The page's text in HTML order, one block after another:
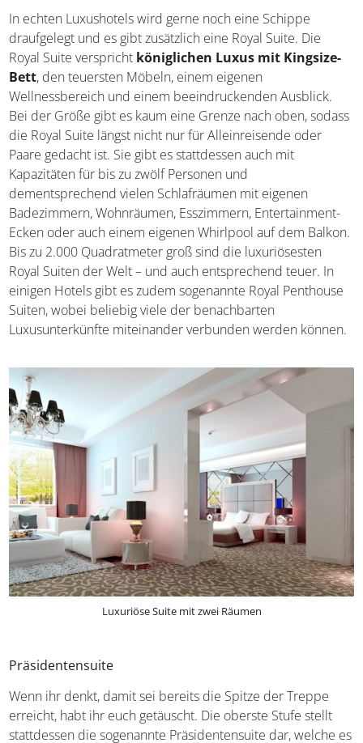
Royal Suite
In echten Luxushotels wird gerne noch eine Schippe
draufgelegt und es gibt zusätzlich eine Royal Suite. Die
Royal Suite versprichtköniglichen Luxus mit Kingsize-
Bett, den teuersten Möbeln, einem eigenen
Wellnessbereich und einem beeindruckenden Ausblick.
Bei der Größe gibt es kaum eine Grenze nach oben,
sodass die Royal Suite längst nicht nur für Alleinreisende
oder Paare gedacht ist. Sie gibt es stattdessen auch mit
Kapazitäten für bis zu zwölf Personen und
dementsprechend vielen Schlafräumen mit eigenen
Badezimmern, Wohnräumen, Esszimmern, Entertainment-
Ecken oder auch einem eigenen Whirlpool auf dem
Balkon. Bis zu 2.000 Quadratmeter groß sind die
luxuriösesten Royal Suiten der Welt – und auch
entsprechend teuer. In einigen Hotels gibt es zudem
der benachbarten Luxusunterkünfte miteinander
verbunden werden können.
Luxuriöse Suite mit zwei Räumen
Präsidentensuite